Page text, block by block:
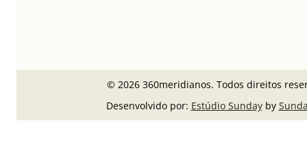
© 2026 360meridianos. Todos direitos
Desenvolvido por: Estúdio Sundayby